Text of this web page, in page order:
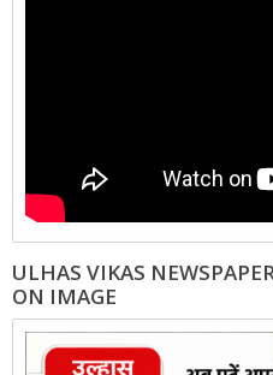
ULHAS VIKAS
ON IMAGE